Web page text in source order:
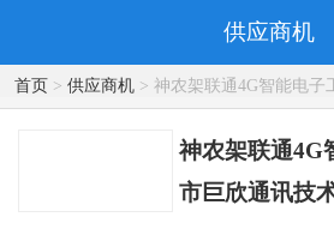
供应商机
首页> 供应商机> 神农架联通4G智能电子
有限公司
神农架联通4G
市巨欣通讯技